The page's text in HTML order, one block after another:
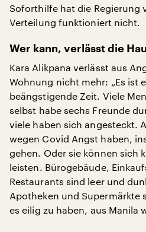
Soforthilfe hat die Regierung
Verteilung funktioniert nicht.
Wer kann, verlässt die
Kara Alikpana verlässt aus
Wohnung nicht mehr: „Es ist
beängstigende Zeit. Viele
selbst habe sechs Freunde
viele haben sich angesteckt.
wegen Covid Angst haben,
gehen. Oder sie können sich
leisten. Bürogebäude,
Restaurants sind leer und
Apotheken und Supermärkte
es eilig zu haben, aus Manila